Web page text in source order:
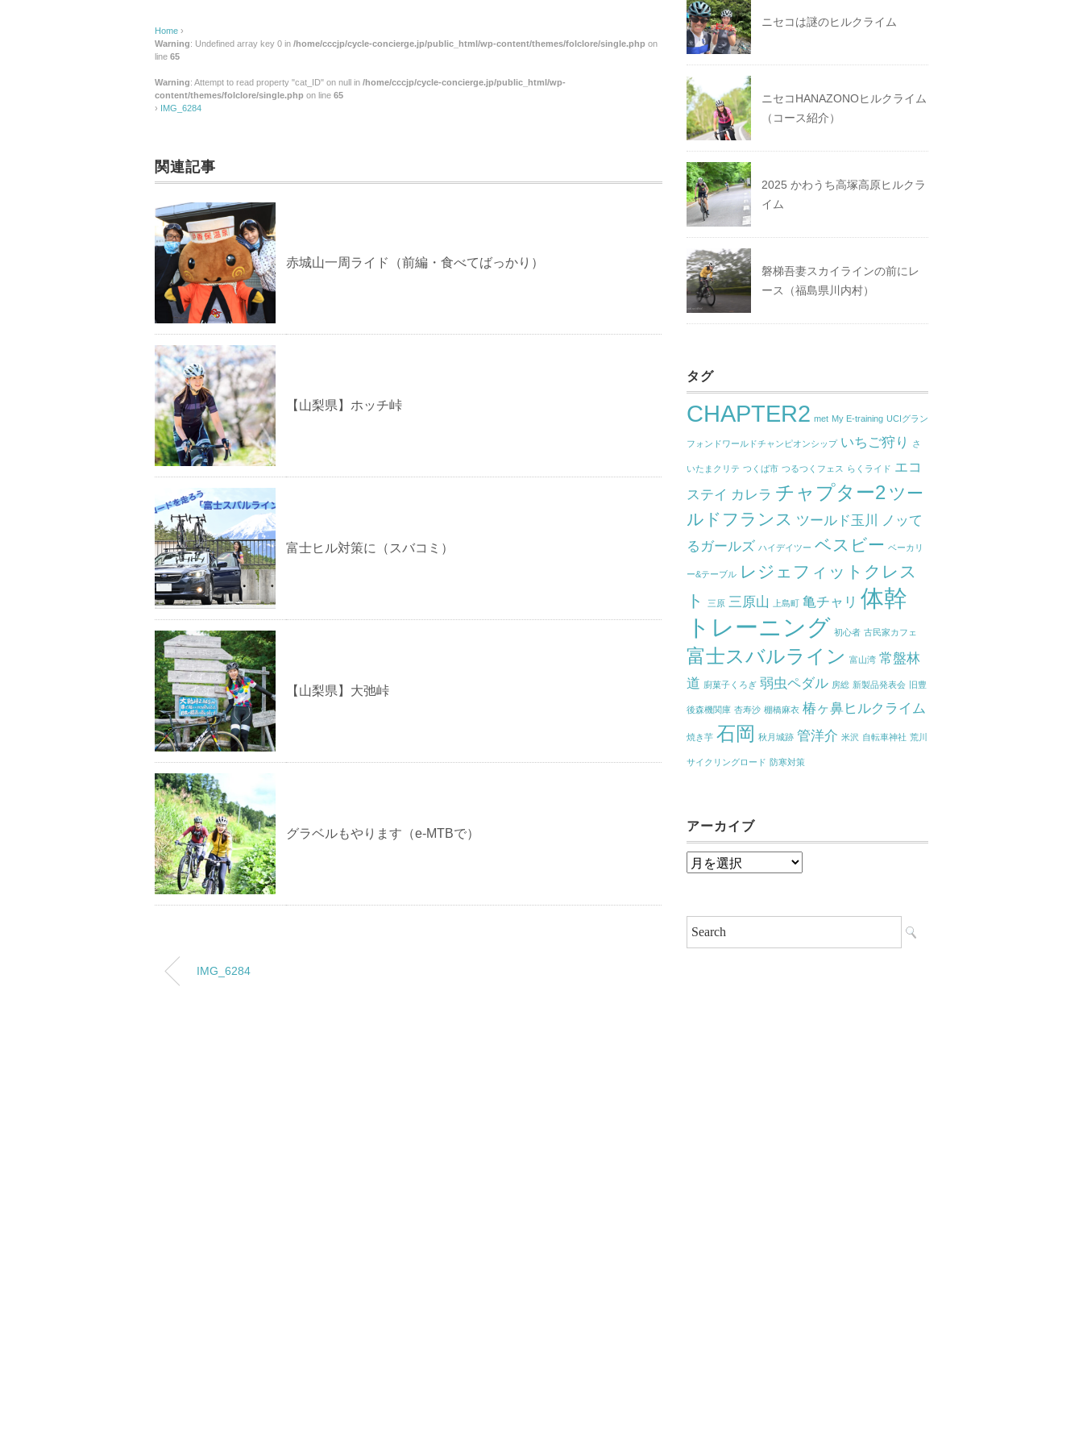
Home ›
Warning: Undefined array key 0 in /home/cccjp/cycle-concierge.jp/public_html/wp-content/themes/folclore/single.php on
line 65
Warning: Attempt to read property "cat_ID" on null in /home/cccjp/cycle-concierge.jp/public_html/wp-
content/themes/folclore/single.php on line 65
› IMG_6284
関連記事
赤城山一周ライド（前編・食べてばっかり）
【山梨県】ホッチ峠
富士ヒル対策に（スバコミ）
【山梨県】大弛峠
グラベルもやります（e-MTBで）
IMG_6284
ニセコは謎のヒルクライム
ニセコHANAZONOヒルクライム
（コース紹介）
2025 かわうち高塚高原ヒルクラ
イム
磐梯吾妻スカイラインの前にレ
ース（福島県川内村）
タグ
CHAPTER2 met My E-training UCIグラン
フォンドワールドチャンピオンシップ いちご狩り さ
いたまクリテ つくば市 つるつくフェス らくライド エコ
ステイ カレラ チャプター2 ツー
ルドフランス ツールド玉川
ノッて
るガールズ ハイデイツー ベスビー ベーカリ
ー&テーブル レジェフィットクレス
ト
三原 三原山 上島町 亀チャリ 体幹
トレーニング 初心者 古民家カフェ
富士スバルライン 富山湾 常盤林
道 廚菓子くろぎ 弱虫ペダル 房総 新製品発表会 旧豊
後森機関庫 杏寿沙 棚橋麻衣 椿ヶ鼻ヒルクライム
焼き芋 石岡 秋月城跡 管洋介 米沢 自転車神社 荒川
サイクリングロード 防寒対策
アーカイブ
ア
イ